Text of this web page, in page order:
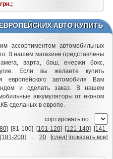
АВТО КУПИТЬ
ассортиментом автомобильных
В нашем магазине представлены
варта, бош, енержи бокс,
Если вы желаете купить
европейского автомобиля Вам
и сделать заказ. В нашем
аккумуляторы от економ
сделаных в европе.
cортировать по:
[81-100] [101-120] [121-140]
[141-
[181-200] ... 20 [след] [показать все]